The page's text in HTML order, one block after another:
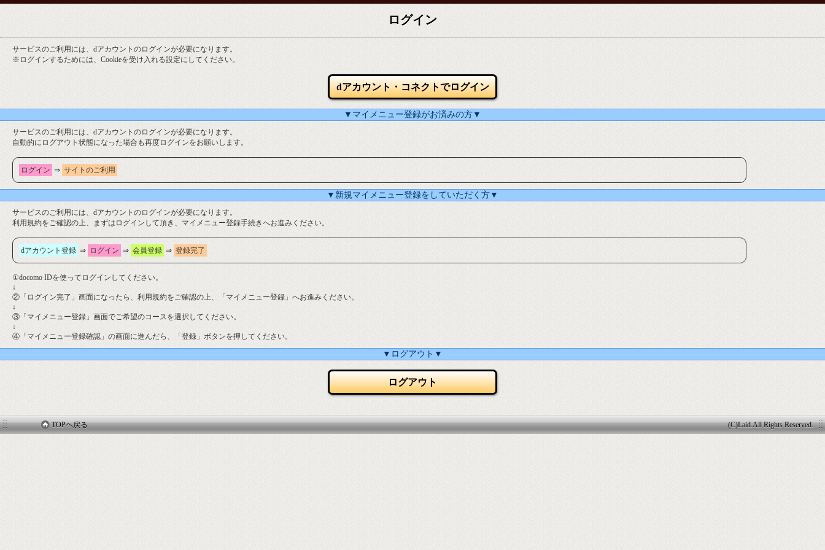
ログイン
サービスのご利用には、dアカウントのログインが必要になります。
※ログインするためには、Cookieを受け入れる設定にしてください。
dアカウント・コネクトでログイン
▼マイメニュー登録がお済みの方▼
サービスのご利用には、dアカウントのログインが必要になります。
自動的にログアウト状態になった場合も再度ログインをお願いします。
ログイン ⇒ サイトのご利用
▼新規マイメニュー登録をしていただく方▼
サービスのご利用には、dアカウントのログインが必要になります。
利用規約をご確認の上、まずはログインして頂き、マイメニュー登録手続きへお進みください。
dアカウント登録 ⇒ ログイン ⇒ 会員登録 ⇒ 登録完了
①docomo IDを使ってログインしてください。
↓
②「ログイン完了」画面になったら、利用規約をご確認の上、「マイメニュー登録」へお進みください。
↓
③「マイメニュー登録」画面でご希望のコースを選択してください。
↓
④「マイメニュー登録確認」の画面に進んだら、「登録」ボタンを押してください。
▼ログアウト▼
ログアウト
TOPヘ戻る (C)Laid.All Rights Reserved.